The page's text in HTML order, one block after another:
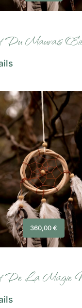
Du Mauvais
360,00€
De La Magie